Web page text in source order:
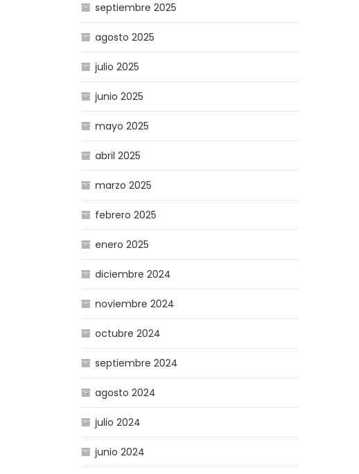
septiembre 2025
agosto 2025
julio 2025
junio 2025
mayo 2025
abril 2025
marzo 2025
febrero 2025
enero 2025
diciembre 2024
noviembre 2024
octubre 2024
septiembre 2024
agosto 2024
julio 2024
junio 2024